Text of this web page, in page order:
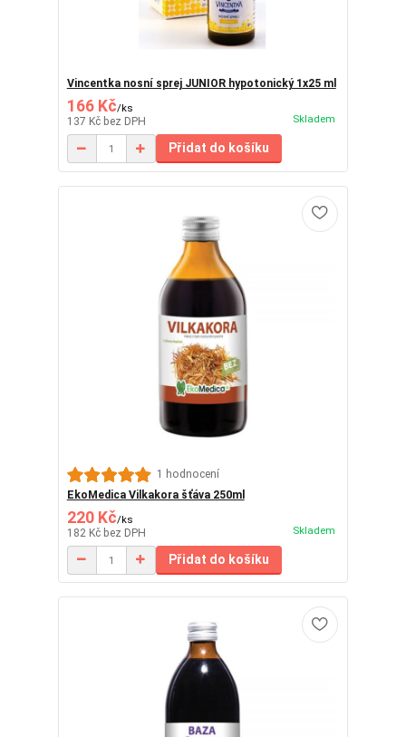
Vincentka nosní sprej JUNIOR hypotonický 1x25 ml
166 Kč/ks
137 Kč bez DPH Skladem
Přidat do košíku
1 hodnocení
EkoMedica Vilkakora šťáva 250ml
220 Kč/ks
182 Kč bez DPH Skladem
Přidat do košíku